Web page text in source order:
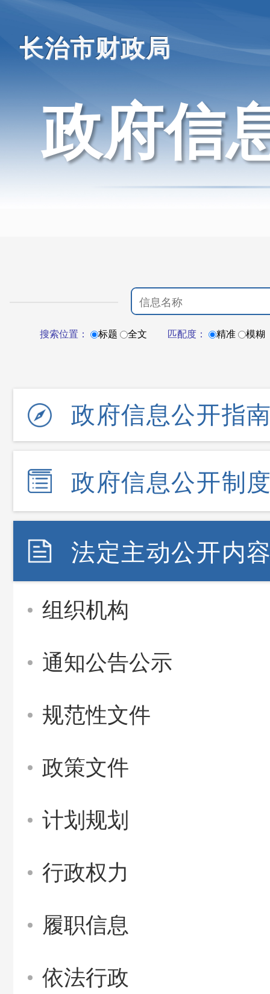
长治市财政局
政府信
搜索位置： 标题 全文 匹配度： 精准 模糊
政府信息公开指
政府信息公开制
法定主动公开内
组织机构
通知公告公示
规范性文件
政策文件
计划规划
行政权力
履职信息
依法行政